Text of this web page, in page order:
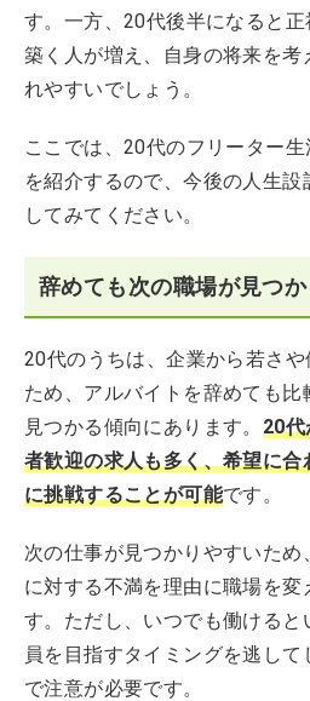
す。一方、20代後半になると
築く人が増え、自身の将来を
れやすいでしょう。
ここでは、20代のフリーター
を紹介するので、今後の人生
してみてください。
辞めても次の職場が見つ
20代のうちは、企業から若さ
ため、アルバイトを辞めても
見つかる傾向にあります。 20代
者歓迎の求人も多く、希望に
に挑戦することが可能です。
次の仕事が見つかりやすいため
に対する不満を理由に職場を変
す。ただし、いつでも働けると
員を目指すタイミングを逃し
で注意が必要です。